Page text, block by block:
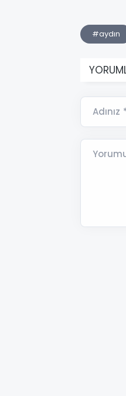
#aydın
Adınız *